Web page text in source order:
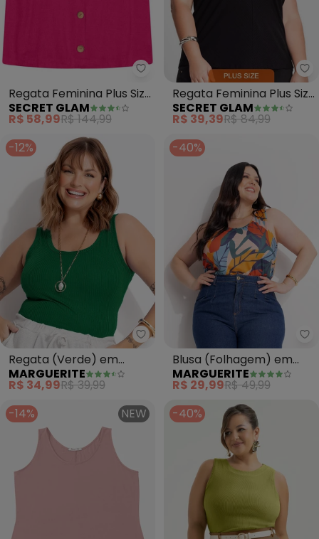
Secret Glam - Regata Feminina
Regata Feminina Plus Size
(Rosa)
SECRET GLAM
R$ 58,99R$ 144,99
Regata Feminina Plus Size
(Preto)
SECRET GLAM
R$ 39,39R$ 84,99
-12%
Marguerite - Regata (Verde)
Regata (Verde) em
Canelado
MARGUERITE
R$ 34,99R$ 39,99
-40%
Blusa (Folhagem) em
Malha
MARGUERITE
R$ 29,99R$ 49,99
-14%
NEW -40%